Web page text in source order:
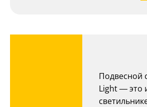
- бесплатная
Подвесной
Light — это